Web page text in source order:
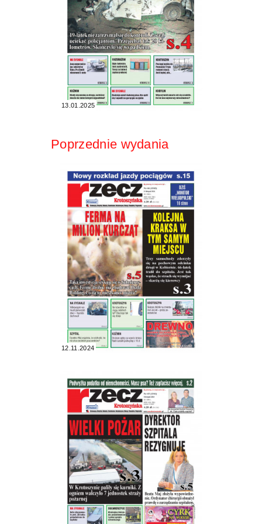
13.01.2025
Poprzednie wydania
12.11.2024